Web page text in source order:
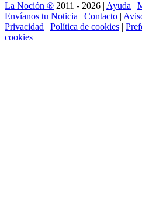
La Noción ® 2011 - 2026 | Ayuda |
Envíanos tu Noticia | Contacto |
Privacidad | Política de cookies |
cookies